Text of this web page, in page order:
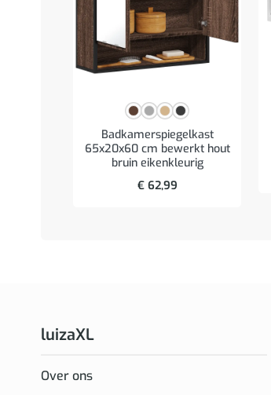
Badkamerspiegelkast
65x20x60 cm bewerkt hout
bruin eikenkleurig
€62,99
luizaXL
Over ons